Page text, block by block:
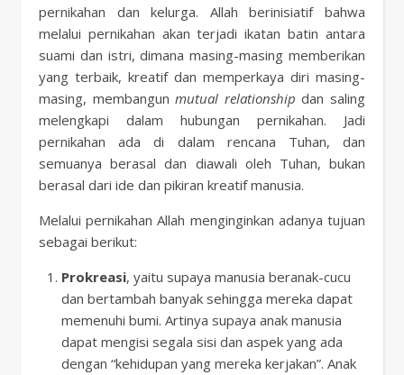
pernikahan dan kelurga. Allah berinisiatif bahwa
melalui pernikahan akan terjadi ikatan batin antara
suami dan istri, dimana masing-masing memberikan
yang terbaik, kreatif dan memperkaya diri masing-
masing, membangunmutual relationship dan saling
melengkapi dalam hubungan pernikahan. Jadi
pernikahan ada di dalam rencana Tuhan, dan
semuanya berasal dan diawali oleh Tuhan, bukan
berasal dari ide dan pikiran kreatif manusia.
Melalui pernikahan Allah menginginkan adanya tujuan
sebagai berikut:
Prokreasi, yaitu supaya manusia beranak-cucu
dan bertambah banyak sehingga mereka dapat
memenuhi bumi. Artinya supaya anak manusia
dapat mengisi segala sisi dan aspek yang ada
dengan “kehidupan yang mereka kerjakan”. Anak